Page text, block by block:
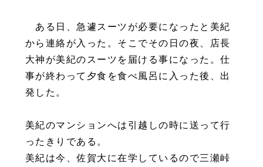
ある日、急遽スーツが必要になったと美紀
から連絡が入った。そこでその日の夜、店長
大神が美紀のスーツを届ける事になった。仕
事が終わって夕食を食べ風呂に入った後、出
発した。
美紀のマンションへは引越しの時に送って行
ったきりである。
美紀は今、佐賀大に在学しているので三瀬峠